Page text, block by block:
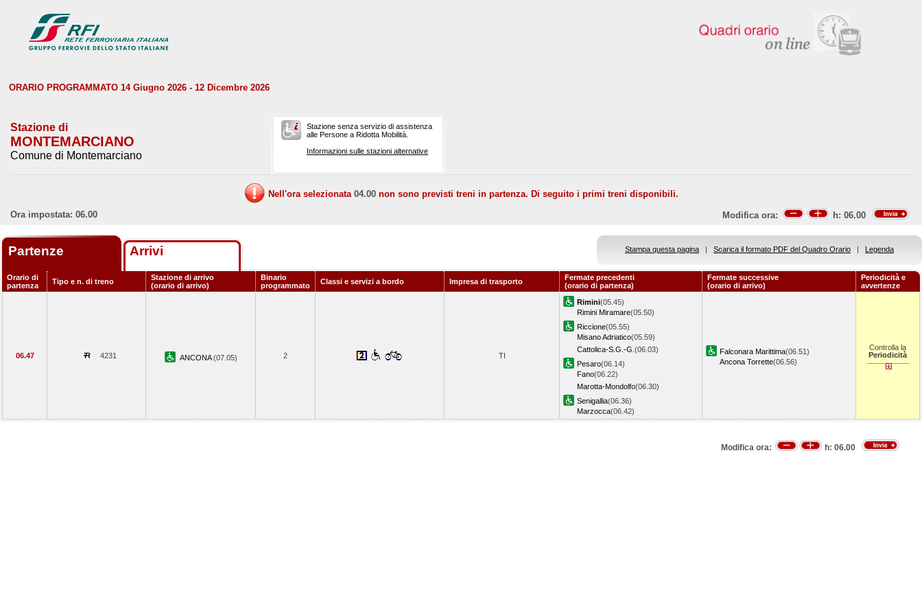
ORARIO PROGRAMMATO 14 Giugno 2026 - 12 Dicembre 2026
Stazione di
MONTEMARCIANO
Comune di Montemarciano
Stazione senza servizio di assistenza
alle Persone a Ridotta Mobilità.
Informazioni sulle stazioni alternative
Nell'ora selezionata 04.00 non sono previsti treni in partenza. Di seguito i primi treni disponibili.
Ora impostata: 06.00
Modifica ora: h: 06.00
Partenze Arrivi Stampa questa pagina | Scarica il formato PDF del Quadro Orario | Legenda
Orario di
partenza
Tipo e n. di treno
Stazione di arrivo
(orario di arrivo)
Binario
programmato
Classi e servizi a bordo Impresa di trasporto
Fermate precedenti
(orario di partenza)
Fermate successive
(orario di arrivo)
Periodicità e
avvertenze
06.47 4231 ANCONA(07.05) 2 TI
Rimini(05.45)
Rimini Miramare(05.50)
Riccione(05.55)
Misano Adriatico(05.59)
Cattolica-S.G.-G. (06.03)
Pesaro(06.14)
Fano(06.22)
Marotta-Mondolfo(06.30)
Senigallia(06.36)
Marzocca(06.42)
Falconara Marittima(06.51)
Ancona Torrette(06.56)
Controlla la
Periodicità
Modifica ora: h: 06.00